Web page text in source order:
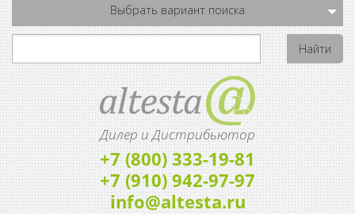
Выбрать вариант поиска
Дилер и Дистрибьютор
+7 (800) 333-19-81
+7 (910) 942-97-97
info@altesta.ru